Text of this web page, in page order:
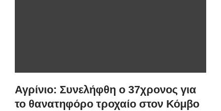
Αγρίνιο: Συνελήφθη ο 37χρονος για
το θανατηφόρο τροχαίο στον Κόμβο